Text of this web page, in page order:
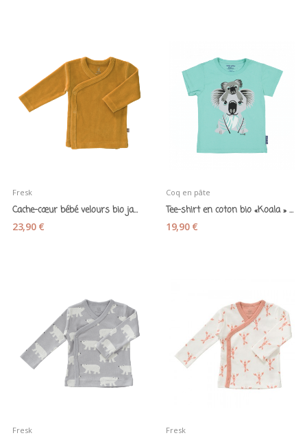
Fresk
Cache-cœur bébé velours bio jaune mimosa - Fresk
23,90 €
Coq en pâte
Tee-shirt en coton bio «Koala » vert tendre - 4...
19,90 €
Fresk Fresk